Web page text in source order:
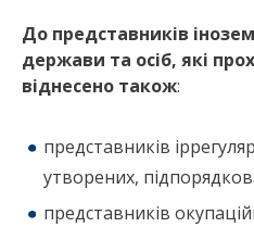
До представників
держави та осіб, які
віднесено також:
представників
утворених,
представників